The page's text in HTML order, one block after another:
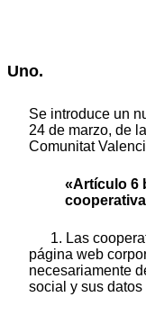
Uno.
Se introduce un
24 de marzo, de
Comunitat
«Artículo 6
1. Las
página web
necesariamente
social y sus